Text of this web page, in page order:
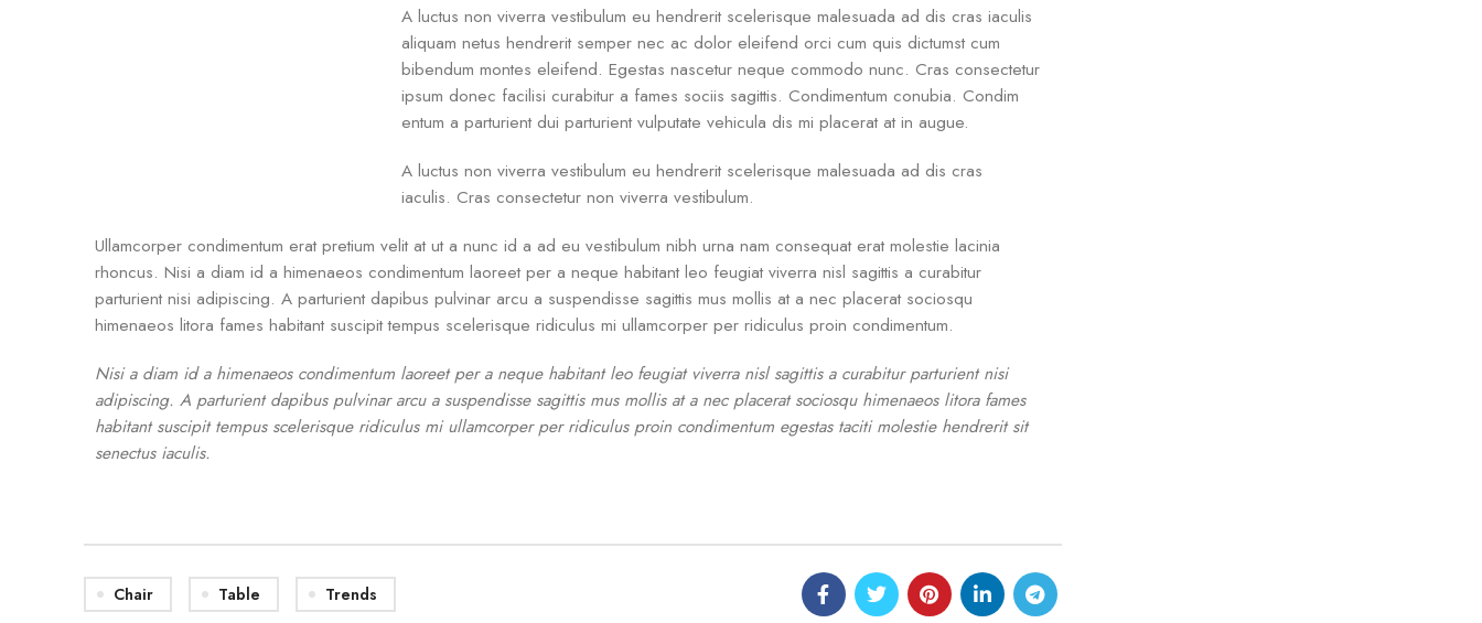
A luctus non viverra vestibulum eu hendrerit scelerisque malesuada ad dis cras iaculis
aliquam netus hendrerit semper nec ac dolor eleifend orci cum quis dictumst cum
bibendum montes eleifend. Egestas nascetur neque commodo nunc. Cras consectetur
ipsum donec facilisi curabitur a fames sociis sagittis. Condimentum conubia. Condim
entum a parturient dui parturient vulputate vehicula dis mi placerat at in augue.
A luctus non viverra vestibulum eu hendrerit scelerisque malesuada ad dis cras
iaculis. Cras consectetur non viverra vestibulum.
Ullamcorper condimentum erat pretium velit at ut a nunc id a ad eu vestibulum nibh urna nam consequat erat molestie lacinia
rhoncus. Nisi a diam id a himenaeos condimentum laoreet per a neque habitant leo feugiat viverra nisl sagittis a curabitur
parturient nisi adipiscing. A parturient dapibus pulvinar arcu a suspendisse sagittis mus mollis at a nec placerat sociosqu
himenaeos litora fames habitant suscipit tempus scelerisque ridiculus mi ullamcorper per ridiculus proin condimentum.
Nisi a diam id a himenaeos condimentum laoreet per a neque habitant leo feugiat viverra nisl sagittis a curabitur parturient nisi
adipiscing. A parturient dapibus pulvinar arcu a suspendisse sagittis mus mollis at a nec placerat sociosqu himenaeos litora fames
habitant suscipit tempus scelerisque ridiculus mi ullamcorper per ridiculus proin condimentum egestas taciti molestie hendrerit sit
senectus iaculis.
Chair Table Trends